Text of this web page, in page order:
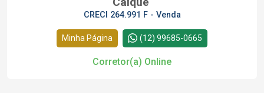
CRECI 264.991 F - Venda
Minha Página (12) 99685-0665
Corretor(a) Online